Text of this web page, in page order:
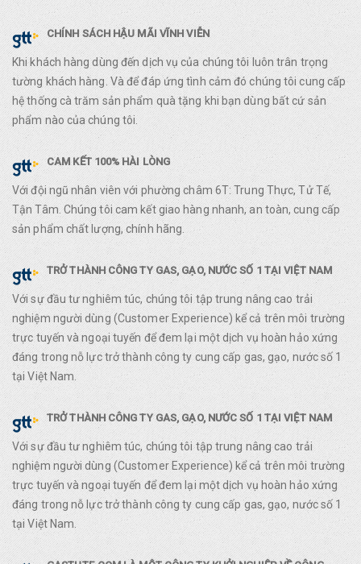
CHÍNH SÁCH HẬU MÃI VĨNH VIỄN
Khi khách hàng dùng đến dịch vụ của chúng tôi luôn trân trọng
tường khách hàng. Và để đáp ứng tình cảm đó chúng tôi cung cấp
hệ thống cà trăm sản phẩm quà tặng khi bạn dùng bất cứ sản
phẩm nào của chúng tôi.
CAM KẾT 100% HÀI LÒNG
Với đội ngũ nhân viên với phường châm 6T: Trung Thực, Tử Tế,
Tận Tâm. Chúng tôi cam kết giao hàng nhanh, an toàn, cung cấp
sản phẩm chất lượng, chính hãng.
TRỞ THÀNH CÔNG TY GAS, GẠO, NƯỚC SỐ 1 TẠI VIỆT NAM
Với sự đầu tư nghiêm túc, chúng tôi tập trung nâng cao trải
nghiệm người dùng (Customer Experience) kể cả trên môi trường
trực tuyến và ngoại tuyến để đem lại một dịch vụ hoàn hảo xứng
đáng trong nỗ lực trở thành công ty cung cấp gas, gạo, nước số 1
tại Việt Nam.
TRỞ THÀNH CÔNG TY GAS, GẠO, NƯỚC SỐ 1 TẠI VIỆT NAM
Với sự đầu tư nghiêm túc, chúng tôi tập trung nâng cao trải
nghiệm người dùng (Customer Experience) kể cả trên môi trường
trực tuyến và ngoại tuyến để đem lại một dịch vụ hoàn hảo xứng
đáng trong nỗ lực trở thành công ty cung cấp gas, gạo, nước số 1
tại Việt Nam.